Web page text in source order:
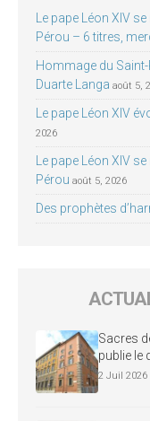
Le pape Léon XIV
Pérou – 6 titres,
Hommage du
Duarte Langa août 5,
Le pape Léon XIV
2026
Le pape Léon XIV
Pérou août 5, 2026
Des prophètes
Sacres
publie le
2 Juil 2026